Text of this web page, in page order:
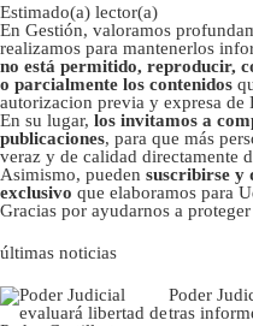
Estimado(a) lector(a)
En Gestión, valoramos
realizamos para mantenerlos
no está permitido, reproducir,
o parcialmente los contenidos
autorizacion previa y expresa de
En su lugar, los invitamos a
publicaciones, para que más
veraz y de calidad directamente
Asimismo, pueden suscribirse y
exclusivo que elaboramos para
Gracias por ayudarnos a
últimas noticias
Poder
tras